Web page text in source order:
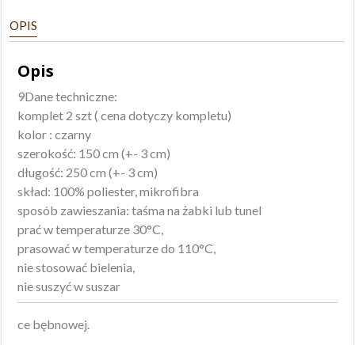
OPIS
Opis
9Dane techniczne:
komplet 2 szt ( cena dotyczy kompletu)
kolor : czarny
szerokość: 150 cm (+- 3 cm)
długość: 250 cm (+- 3 cm)
skład: 100% poliester, mikrofibra
sposób zawieszania: taśma na żabki lub tunel
prać w temperaturze 30°C,
prasować w temperaturze do 110°C,
nie stosować bielenia,
nie suszyć w suszar
ce bębnowej.